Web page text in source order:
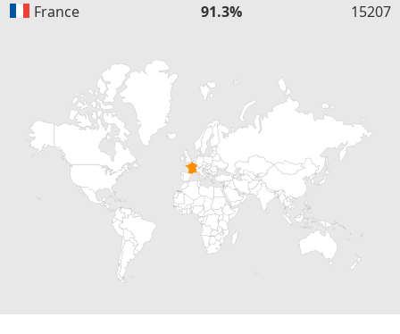
France 91.3% 15207